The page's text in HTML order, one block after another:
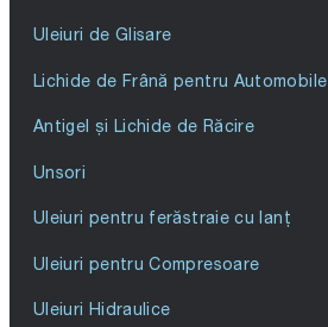
Uleiuri de Glisare
Lichide de Frână pentru Automobile
Antigel și Lichide de Răcire
Unsori
Uleiuri pentru ferăstraie cu lanț
Uleiuri pentru Compresoare
Uleiuri Hidraulice